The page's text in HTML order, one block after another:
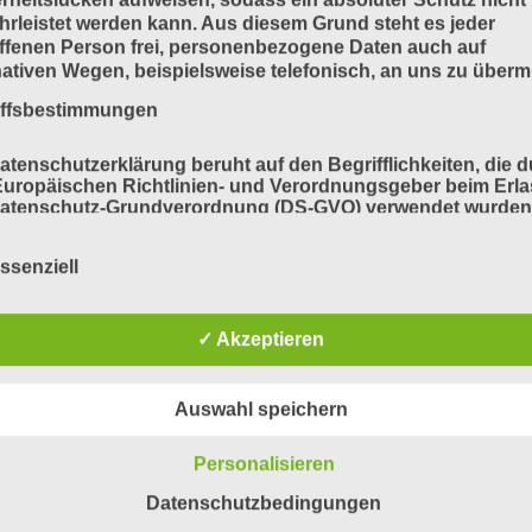
werden kann. Aus diesem Grund steht es jeder
Person frei, personenbezogene Daten auch auf
Wegen, beispielsweise telefonisch, an uns zu
beruht auf den Begrifflichkeiten, die
Richtlinien- und Verordnungsgeber beim
Grundverordnung (DS-GVO) verwendet
sein. Um dies zu gewährleisten, möchten wir vorab
in dieser Datenschutzerklärung unter anderem die
Personenbezogene Daten sind alle Informationen, die sich
✓ Akzeptieren
Auswahl speichern
Personalisieren
Datenschutzbedingungen